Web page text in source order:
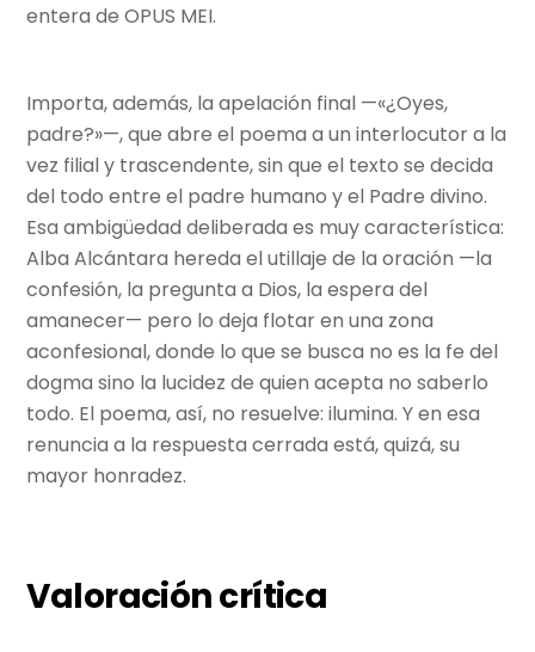
entera de OPUS MEI.
Importa, además, la apelación final —«¿Oyes,
padre?»—, que abre el poema a un interlocutor a la
vez filial y trascendente, sin que el texto se decida
del todo entre el padre humano y el Padre divino.
Esa ambigüedad deliberada es muy característica:
Alba Alcántara hereda el utillaje de la oración —la
confesión, la pregunta a Dios, la espera del
amanecer— pero lo deja flotar en una zona
aconfesional, donde lo que se busca no es la fe del
dogma sino la lucidez de quien acepta no saberlo
todo. El poema, así, no resuelve: ilumina. Y en esa
renuncia a la respuesta cerrada está, quizá, su
mayor honradez.
Valoración crítica